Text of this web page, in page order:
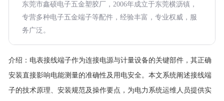
东莞市鑫硕电子五金塑胶厂，2006年成立于东莞横沥镇，
专营多种电子五金端子等配件，经验丰富，专业权威，服
务广泛。
介绍： 电表接线端子作为连接电源与计量设备的关键部件，其正确
安装直接影响电能测量的准确性及用电安全。本文系统阐述接线端
子的技术原理、安装规范及操作要点，为电力系统运维人员提供实